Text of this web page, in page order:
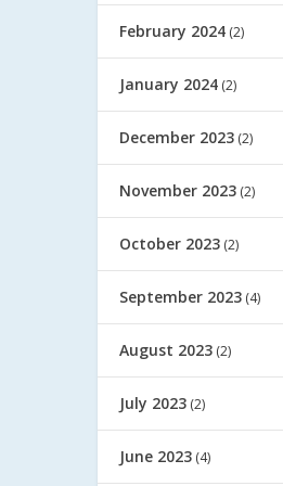
February 2024 (2)
January 2024 (2)
December 2023 (2)
November 2023 (2)
October 2023 (2)
September 2023 (4)
August 2023 (2)
July 2023 (2)
June 2023 (4)